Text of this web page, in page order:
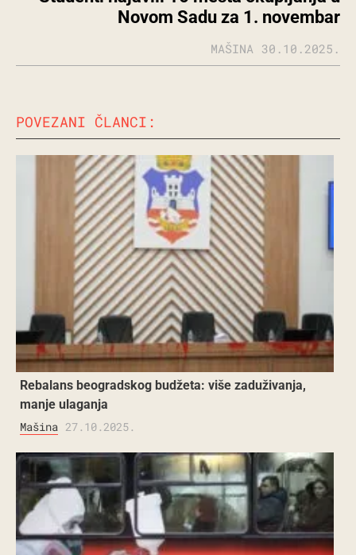
Novom Sadu za 1. novembar
MAŠINA 30.10.2025.
POVEZANI ČLANCI:
Rebalans beogradskog budžeta: više zaduživanja,
manje ulaganja
Mašina 27.10.2025.